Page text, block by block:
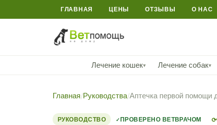
ГЛАВНАЯ ЦЕНЫ ОТЗЫВЫ О НАС
Лечение кошек▾ Лечение собак▾
Главная/Руководства/Аптечка первой помощи
РУКОВОДСТВО ПРОВЕРЕНО ВЕТВРАЧОМ ⟳